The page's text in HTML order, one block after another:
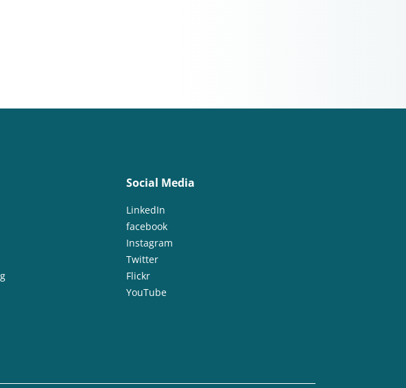
Social Media
LinkedIn
facebook
Instagram
Twitter
Flickr
YouTube